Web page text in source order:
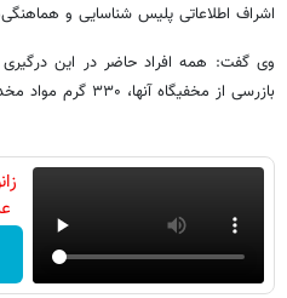
اشراف اطلاعاتی پلیس شناسایی و
وی گفت: همه افراد حاضر در این
بازرسی از مخفیگاه آنها، ۳۳۰ گرم مواد مخدر صنعتی کشف شد.